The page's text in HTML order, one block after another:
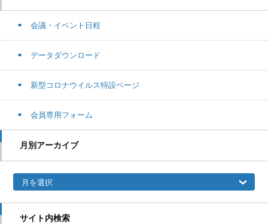
会議・イベント日程
データダウンロード
新型コロナウイルス特設ページ
会員専用フォーム
月別アーカイブ
月別アーカイブ
サイト内検索